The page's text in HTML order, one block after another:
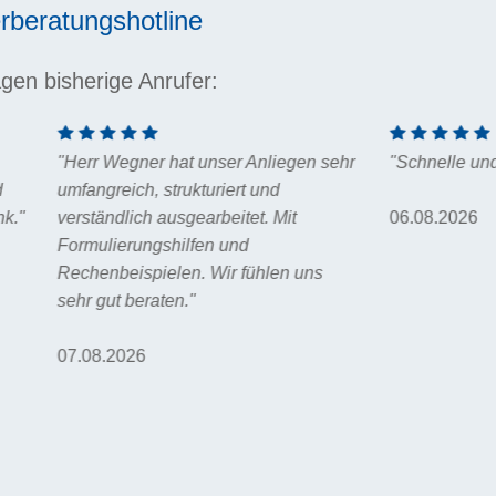
bisherige Anrufer:
hat unser Anliegen sehr
strukturiert und
ausgearbeitet. Mit
und
Wir fühlen uns
"Schnelle und kompetente
06.08.2026